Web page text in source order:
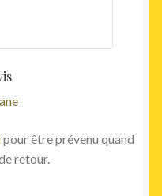
pour être prévenu quand
retour.